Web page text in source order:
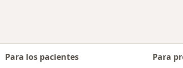
Para los pacientes
Para